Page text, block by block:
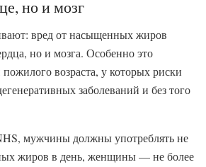
но и мозг
вред от насыщенных жиров
но и мозга. Особенно это
возраста, у которых риски
заболеваний и без того
мужчины должны употреблять не
жиров в день, женщины — не более